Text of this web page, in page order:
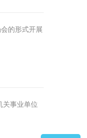
的形式开展
关事业单位